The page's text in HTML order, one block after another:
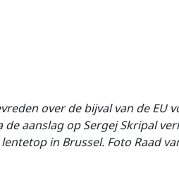
over de bijval van de EU
aanslag op Sergej Skripal
in Brussel. Foto Raad